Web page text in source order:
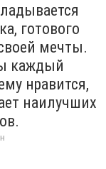
готового
мечты.
каждый
нравится,
наилучших